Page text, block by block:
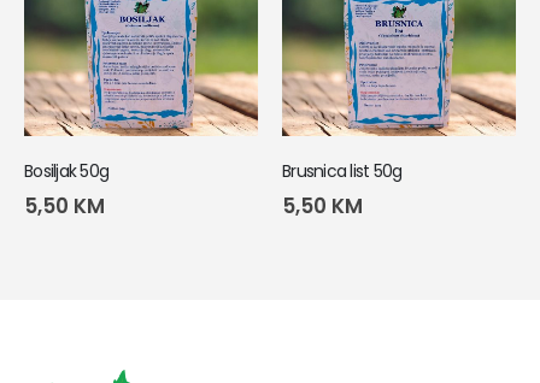
Bosiljak 50g
5,50 KM
Brusnica list 50g
5,50 KM